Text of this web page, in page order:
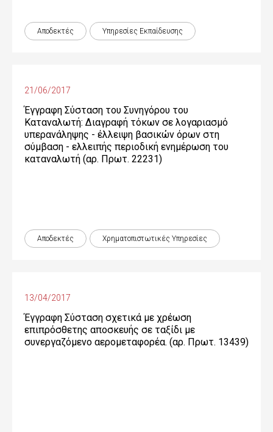
Αποδεκτές Υπηρεσίες Εκπαίδευσης
21/06/2017
Έγγραφη Σύσταση του Συνηγόρου του
Καταναλωτή: Διαγραφή τόκων σε λογαριασμό
υπερανάληψης - έλλειψη βασικών όρων στη
σύμβαση - ελλειπής περιοδική ενημέρωση του
καταναλωτή (αρ. Πρωτ. 22231)
Αποδεκτές Χρηματοπιστωτικές Yπηρεσίες
13/04/2017
Έγγραφη Σύσταση σχετικά με χρέωση
επιπρόσθετης αποσκευής σε ταξίδι με
συνεργαζόμενο αερομεταφορέα. (αρ. Πρωτ. 13439)